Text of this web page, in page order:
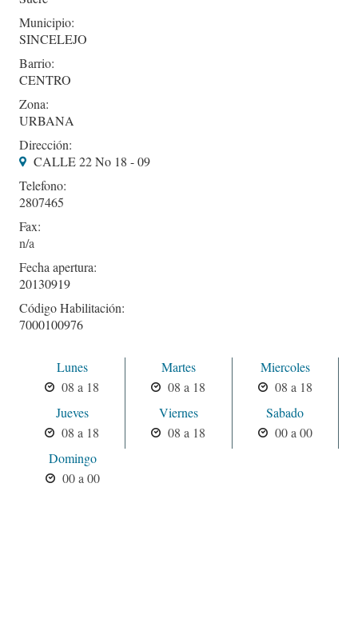
Municipio:
SINCELEJO
Barrio:
CENTRO
Zona:
URBANA
Dirección:
CALLE 22 No 18 - 09
Telefono:
2807465
Fax:
Fecha apertura:
20130919
Código Habilitación:
7000100976
Lunes
08 a 18
Martes
08 a 18
Miercoles
08 a 18
Jueves
08 a 18
Viernes
08 a 18
Sabado
00 a 00
Domingo
00 a 00